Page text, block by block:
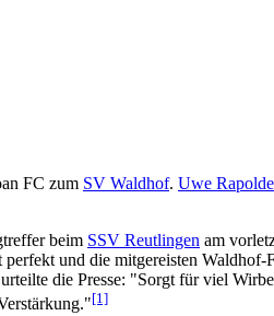
FC zum SV Waldhof. Uwe
beim SSV Reutlingen am
und die mitgereisten Waldhof-
die Presse: "Sorgt für viel
[1]